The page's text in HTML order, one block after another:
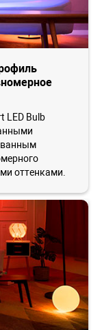
LED Bulb
оттенками.